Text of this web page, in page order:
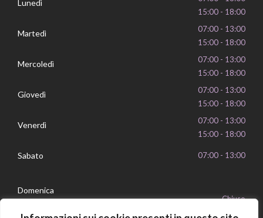
Lunedì
15:00 - 18:00
Martedì
07:00 - 13:00
15:00 - 18:00
Mercoledì
07:00 - 13:00
15:00 - 18:00
Giovedì
07:00 - 13:00
15:00 - 18:00
Venerdì
07:00 - 13:00
15:00 - 18:00
Sabato 07:00 - 13:00
Domenica
Chiuso